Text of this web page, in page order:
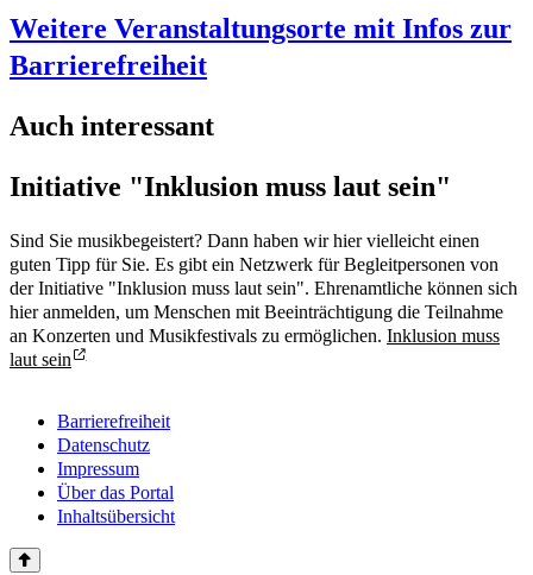
Weitere Veranstaltungsorte mit Infos zur
Barrierefreiheit
Auch interessant
Initiative "Inklusion muss laut sein"
Sind Sie musikbegeistert? Dann haben wir hier vielleicht einen
guten Tipp für Sie. Es gibt ein Netzwerk für Begleitpersonen von
der Initiative "Inklusion muss laut sein". Ehrenamtliche können sich
hier anmelden, um Menschen mit Beeinträchtigung die Teilnahme
an Konzerten und Musikfestivals zu ermöglichen. Inklusion muss
laut sein
Barrierefreiheit
Datenschutz
Impressum
Über das Portal
Inhaltsübersicht